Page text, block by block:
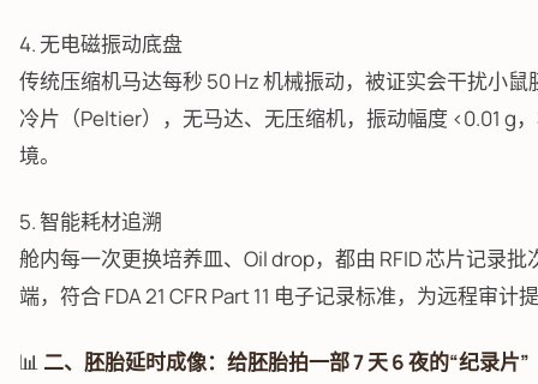
4. 无电磁振动底盘
传统压缩机马达每秒 50 Hz 机械振动，被证实会干扰小
冷片（Peltier），无马达、无压缩机，振动幅度 <0.01 g
境。
5. 智能耗材追溯
舱内每一次更换培养皿、Oil drop，都由 RFID 芯片记录
端，符合 FDA 21 CFR Part 11 电子记录标准，为远程审计
📊 二、胚胎延时成像：给胚胎拍一部 7 天 6 夜的“纪录片”